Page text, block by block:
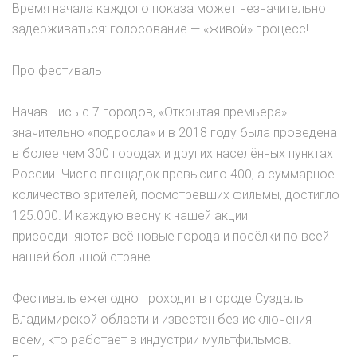
Время начала каждого показа может незначительно
задерживаться: голосование — «живой» процесс!
Про фестиваль
Начавшись с 7 городов, «Открытая премьера»
значительно «подросла» и в 2018 году была проведена
в более чем 300 городах и других населённых пунктах
России. Число площадок превысило 400, а суммарное
количество зрителей, посмотревших фильмы, достигло
125.000. И каждую весну к нашей акции
присоединяются всё новые города и посёлки по всей
нашей большой стране.
Фестиваль ежегодно проходит в городе Суздаль
Владимирской области и известен без исключения
всем, кто работает в индустрии мультфильмов.